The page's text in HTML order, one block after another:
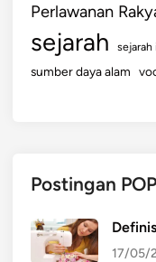
Perlawanan
sejarah sejarah
sumber daya alam
Postingan
17/05/